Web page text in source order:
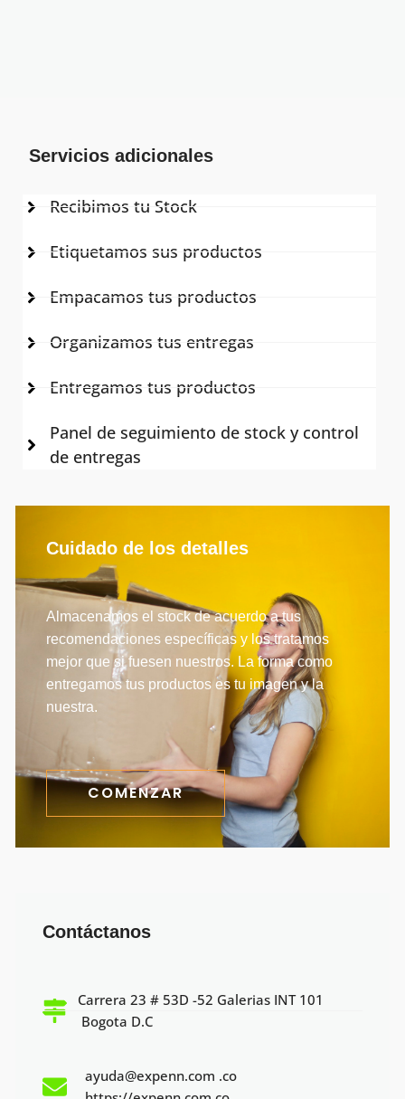
Servicios adicionales
Recibimos tu Stock
Etiquetamos sus productos
Empacamos tus productos
Organizamos tus entregas
Entregamos tus productos
Panel de seguimiento de stock y control
de entregas
Cuidado de los detalles
Almacenamos el stock de acuerdo a tus
recomendaciones específicas y los tratamos
mejor que si fuesen nuestros. La forma como
entregamos tus productos es tu imagen y la
nuestra.
COMENZAR
Contáctanos
Carrera 23 # 53D -52 Galerias INT 101
Bogota D.C
ayuda@expenn.com .co